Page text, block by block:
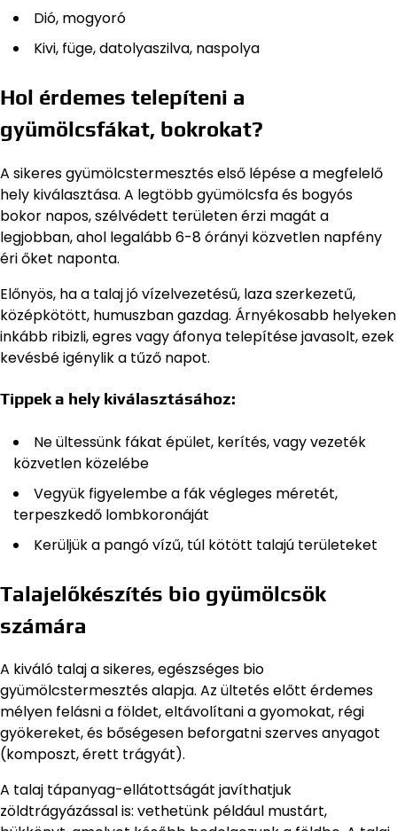
Dió, mogyoró
Kivi, füge, datolyaszilva, naspolya
Hol érdemes telepíteni a
gyümölcsfákat, bokrokat?
A sikeres gyümölcstermesztés első lépése a megfelelő
hely kiválasztása. A legtöbb gyümölcsfa és bogyós
bokor napos, szélvédett területen érzi magát a
legjobban, ahol legalább 6-8 órányi közvetlen napfény
éri őket naponta.
Előnyös, ha a talaj jó vízelvezetésű, laza szerkezetű,
középkötött, humuszban gazdag. Árnyékosabb helyeken
inkább ribizli, egres vagy áfonya telepítése javasolt, ezek
kevésbé igénylik a tűző napot.
Tippek a hely kiválasztásához:
Ne ültessünk fákat épület, kerítés, vagy vezeték
közvetlen közelébe
Vegyük figyelembe a fák végleges méretét,
terpeszkedő lombkoronáját
Kerüljük a pangó vízű, túl kötött talajú területeket
Talajelőkészítés bio gyümölcsök
számára
A kiváló talaj a sikeres, egészséges bio
gyümölcstermesztés alapja. Az ültetés előtt érdemes
mélyen felásni a földet, eltávolítani a gyomokat, régi
gyökereket, és bőségesen beforgatni szerves anyagot
(komposzt, érett trágyát).
A talaj tápanyag-ellátottságát javíthatjuk
zöldtrágyázással is: vethetünk például mustárt,